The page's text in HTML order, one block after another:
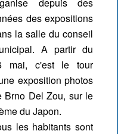
des expositions
la salle du conseil
A partir du
mai, c'est le tour
exposition photos
Brno Del Zou, sur le
du Japon.
les habitants sont